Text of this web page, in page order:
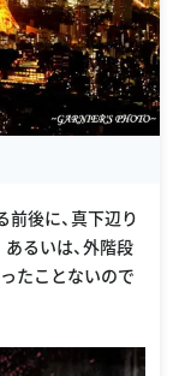
後に、真下辺り
るいは、外階段
たことないので